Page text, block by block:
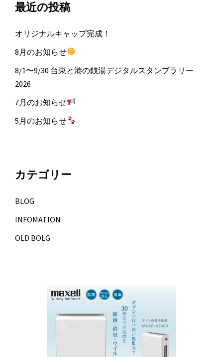
最近の投稿
オリジナルキャップ完成！
8月のお知らせ
8/1〜9/30 台東と港の銭湯デジタルスタンプラリー
2026
7月のお知らせ
5月のお知らせ
カテゴリー
BLOG
INFOMATION
OLD BOLG